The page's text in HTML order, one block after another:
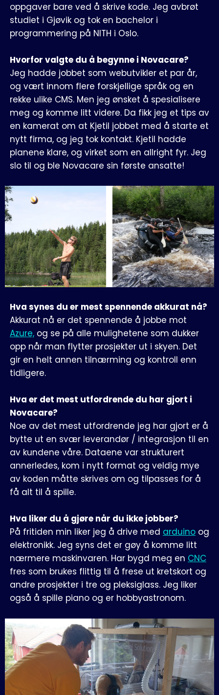
oppgaver bare ved å skrive kode. Jeg avbrøt
studiet i Gjøvik og tok en bachelor i
programmering på NITH i Oslo.
Hvorfor valgte du å begynne i Novacare?
Jeg hadde jobbet som webutvikler et par år,
og vært innom flere forskjellige språk og en
rekke ulike CMS. Men jeg ønsket å spesialisere
meg og komme litt videre. Da fikk jeg et tips av
en kamerat om at Kjetil jobbet med å starte et
nytt firma, og jeg tok kontakt. Kjetil hadde
planene klare, og virket som en allright fyr. Jeg
slo til og ble Novacare sin første ansatte!
Hva synes du er mest spennende akkurat nå?
Akkurat nå er det spennende å jobbe mot
Azure, og se på alle mulighetene som dukker
opp når man flytter prosjekter ut i skyen. Det
gir en helt annen tilnærming og kontroll enn
tidligere.
Hva er det mest utfordrende du har gjort i
Novacare?
Noe av det mest utfordrende jeg har gjort er å
bytte ut en svær leverandør / integrasjon til en
av kundene våre. Dataene var strukturert
annerledes, kom i nytt format og veldig mye
av koden måtte skrives om og tilpasses for å
få alt til å spille.
Hva liker du å gjøre når du ikke jobber?
På fritiden min liker jeg å drive med arduino og
elektronikk. Jeg syns det er gøy å komme litt
nærmere maskinvaren. Har bygd meg en CNC
fres som brukes flittig til å frese ut kretskort og
andre prosjekter i tre og pleksiglass. Jeg liker
også å spille piano og er hobbyastronom.